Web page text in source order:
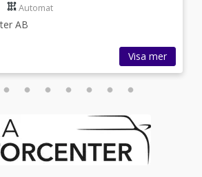
Automat
AB
Visa mer